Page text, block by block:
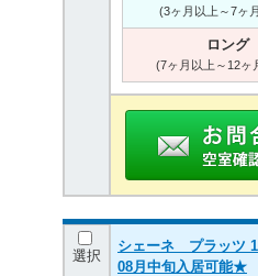
(3ヶ月以上～7ヶ
ロング
(7ヶ月以上～12ヶ
選択
シェーネ プラッツ
08月中旬入居可能★